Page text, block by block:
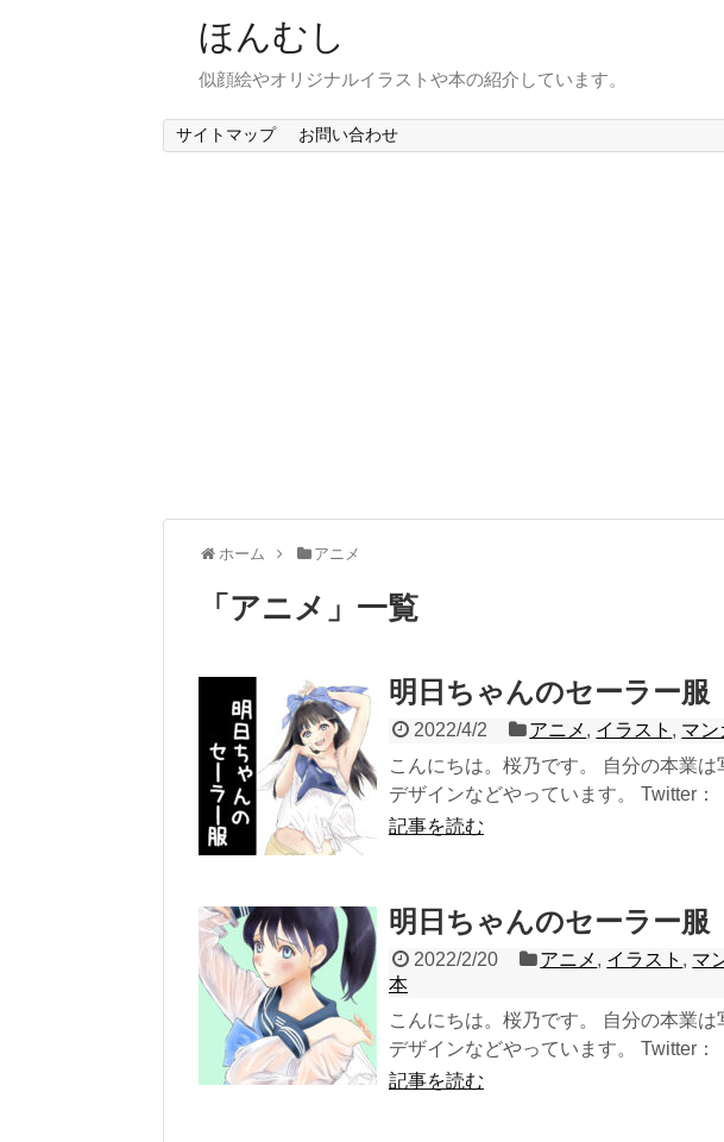
ほんむし
似顔絵やオリジナルイラストや本の紹介しています。
サイトマップ お問い合わせ
ホーム アニメ
「 アニメ 」 一覧
明日ちゃんのセーラー服
2022/4/2 アニメ , イラスト , マン
こんにちは。桜乃です。 自分の本業は
デザインなどやっています。 Twitter：
記事を読む
明日ちゃんのセーラー
2022/2/20 アニメ , イラスト , マ
本
こんにちは。桜乃です。 自分の本業は
デザインなどやっています。 Twitter：
記事を読む